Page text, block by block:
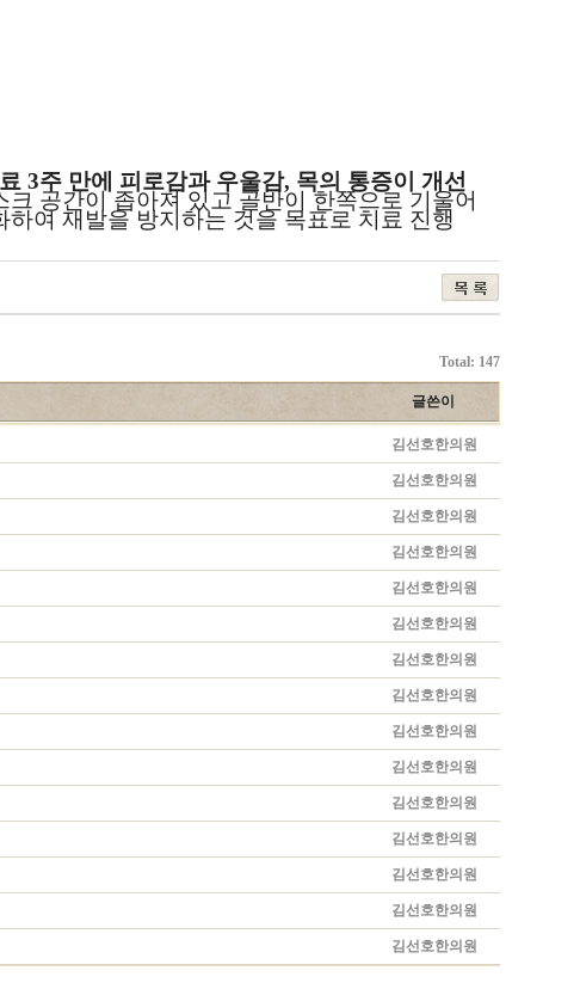
3주 만에 피로감과 우울감, 목의 통증이 개선
공간이 좁아져 있고 골반이 한쪽으로 기울어
여 재발을 방지하는 것을 목표로 치료 진행
Total: 147
글쓴이
김선호한의원
김선호한의원
김선호한의원
김선호한의원
김선호한의원
김선호한의원
김선호한의원
김선호한의원
김선호한의원
김선호한의원
김선호한의원
김선호한의원
김선호한의원
김선호한의원
김선호한의원